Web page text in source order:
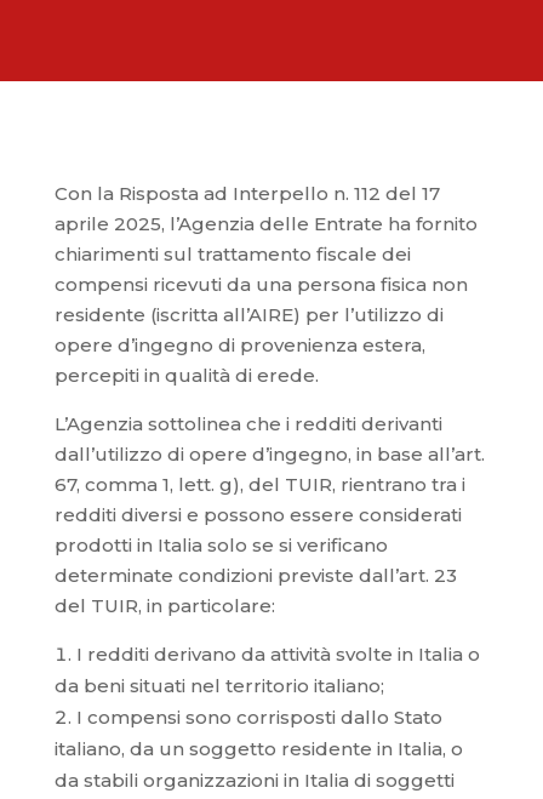
Con la Risposta ad Interpello n. 112 del 17
aprile 2025, l’Agenzia delle Entrate ha fornito
chiarimenti sul trattamento fiscale dei
compensi ricevuti da una persona fisica non
residente (iscritta all’AIRE) per l’utilizzo di
opere d’ingegno di provenienza estera,
percepiti in qualità di erede.
L’Agenzia sottolinea che i redditi derivanti
dall’utilizzo di opere d’ingegno, in base all’art.
67, comma 1, lett. g), del TUIR, rientrano tra i
redditi diversi e possono essere considerati
prodotti in Italia solo se si verificano
determinate condizioni previste dall’art. 23
del TUIR, in particolare:
I redditi derivano da attività svolte in Italia o
da beni situati nel territorio italiano;
I compensi sono corrisposti dallo Stato
italiano, da un soggetto residente in Italia, o
da stabili organizzazioni in Italia di soggetti